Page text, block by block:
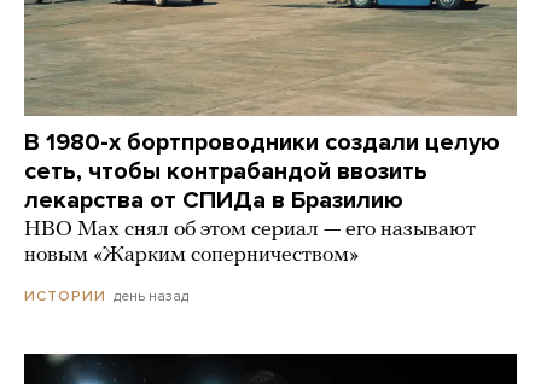
В 1980-х бортпроводники создали целую
сеть, чтобы контрабандой ввозить
лекарства от СПИДа в Бразилию
HBO Max снял об этом сериал — его называют
новым «Жарким соперничеством»
ИСТОРИИ день назад